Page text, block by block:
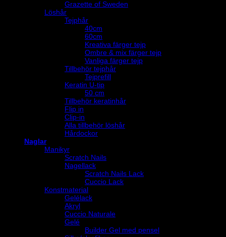
Grazette of Sweden
Löshår
Tejphår
40cm
60cm
Kreativa färger tejp
Ombre & mix färger tejp
Vanliga färger tejp
Tillbehör tejphår
Tejprefill
Keratin U-tip
50 cm
Tillbehör keratinhår
Flip in
Clip-in
Alla tillbehör löshår
Hårdockor
Naglar
Manikyr
Scratch Nails
Nagellack
Scratch Nails Lack
Cuccio Lack
Konstmaterial
Gelélack
Akryl
Cuccio Naturale
Gelé
Builder Gel med pensel